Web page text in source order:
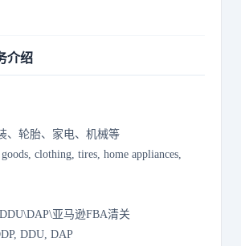
信息咨询服务）,信息技术咨询服务,广告
售,家居用品销售,服装服饰零售,服装服
品销售,母婴用品销售,针纺织品及原料
售,五金产品零售,五金产品批发,工艺美
售（象牙及其制品除外）,办公用品销售,
售,户外用品销售,计算机软硬件及辅助设
律法规非禁止或限制的项目）
介绍
、轮胎、家电、机械等
clothing, tires, home appliances,
亚马逊FBA清关
DDU, DAP